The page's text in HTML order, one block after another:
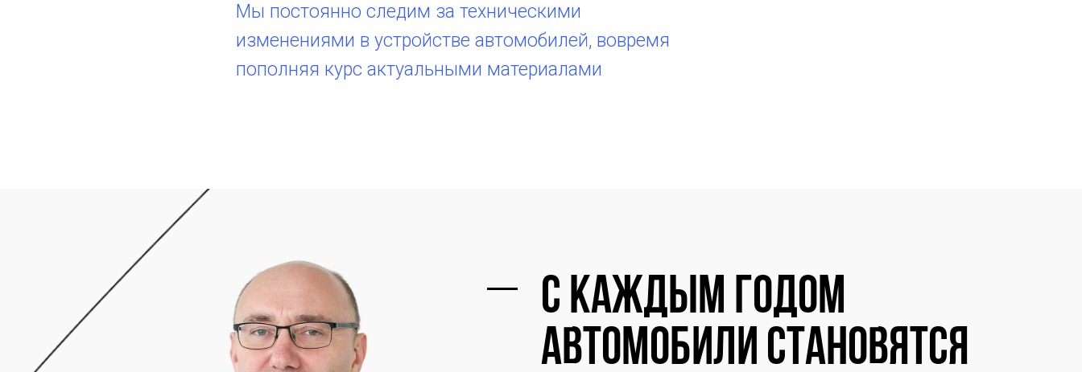
Мы постоянно следим за техническими
изменениями в устройстве автомобилей, вовремя
пополняя курс актуальными материалами
С каждым годом
автомобили становятся